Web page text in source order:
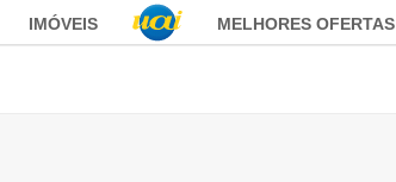
IMÓVEIS MELHORES OFERTAS